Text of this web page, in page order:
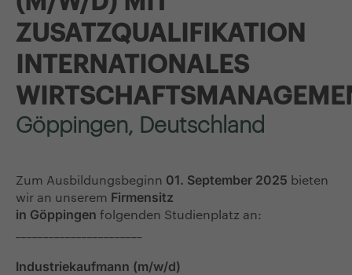
ZUSATZQUALIFIKATION
INTERNATIONALES
Göppingen, Deutschland
Zum Ausbildungsbeginn 01. September 2025 bieten
wir an unserem Firmensitz
in Göppingen folgenden Studienplatz an:
Industriekaufmann (m/w/d)